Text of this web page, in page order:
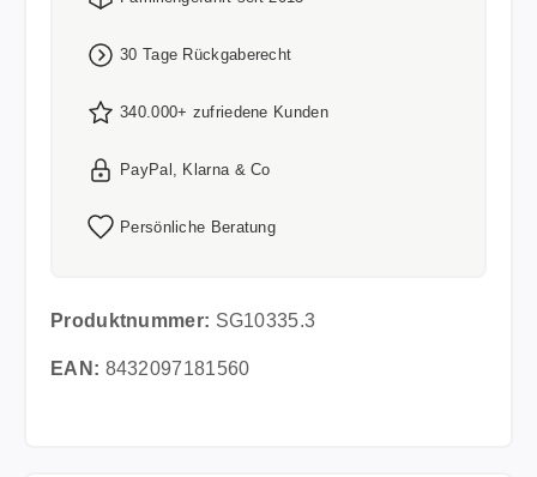
30 Tage Rückgaberecht
340.000+ zufriedene Kunden
PayPal, Klarna & Co
Persönliche Beratung
Produktnummer: SG10335.3
EAN: 8432097181560